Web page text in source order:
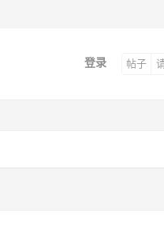
登录
帖子